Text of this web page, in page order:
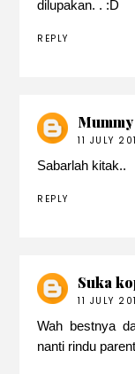
dilupakan. . :D
REPLY
11 JULY
Sabarlah kitak..
REPLY
Suka
11 JULY
Wah bestnya
nanti rindu